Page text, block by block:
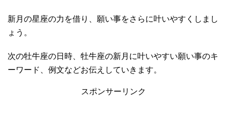
新月の星座の力を借り、願い事をさらに叶いやすくしまし
ょう。
次の牡牛座の日時、牡牛座の新月に叶いやすい願い事のキ
ーワード、例文などお伝えしていきます。
スポンサーリンク